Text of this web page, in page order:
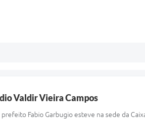
Valdir Vieira Campos
Fabio Garbugio esteve na sede da